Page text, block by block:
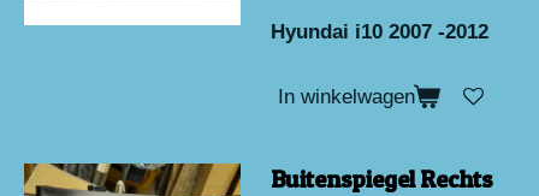
Hyundai i10 2007 -2012
In winkelwagen
Buitenspiegel Rechts